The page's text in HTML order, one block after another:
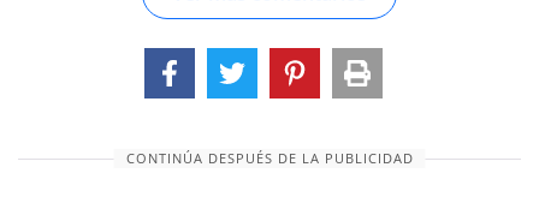
Tebas en Beotia, de una alusión al nombre de los
hevitas, que significa serpientes. (Calmet) --- Las
once naciones aquí mencionadas no fueron
hebreos. (Menochius)_...
CONTINÚA DESPUÉS DE LA PUBLICIDAD